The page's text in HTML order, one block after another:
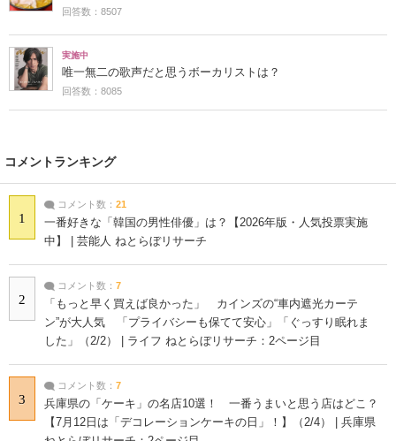
回答数：8507
実施中
唯一無二の歌声だと思うボーカリストは？
回答数：8085
コメントランキング
1
コメント数： 21
一番好きな「韓国の男性俳優」は？【2026年版・人気投票実施
中】 | 芸能人 ねとらぼリサーチ
2
コメント数： 7
「もっと早く買えば良かった」 カインズの“車内遮光カーテ
ン”が大人気 「プライバシーも保てて安心」「ぐっすり眠れま
した」（2/2） | ライフ ねとらぼリサーチ：2ページ目
3
コメント数： 7
兵庫県の「ケーキ」の名店10選！ 一番うまいと思う店はどこ？
【7月12日は「デコレーションケーキの日」！】（2/4） | 兵庫県